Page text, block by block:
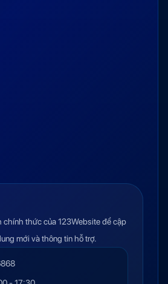
chính thức của 123Website để cập
mới và thông tin hỗ trợ.